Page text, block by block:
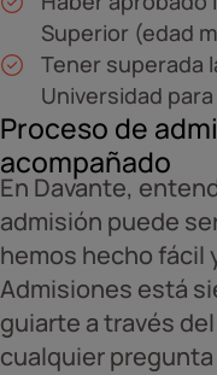
Superior (edad
Tener superada
Universidad
Proceso de
acompañado
En Davante,
admisión puede
hemos hecho fácil
Admisiones está
guiarte a través
cualquier